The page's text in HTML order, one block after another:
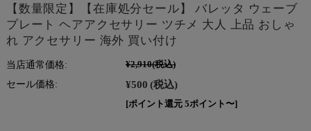
【数量限定】【在庫処分セール】 バレッタ ウェーブ
プレート ヘアアクセサリー ツチメ 大人 上品 おしゃ
れ アクセサリー 海外 買い付け
当店通常価格: ¥2,910(税込)
セール価格: ¥500 (税込)
[ポイント還元 5ポイント〜]